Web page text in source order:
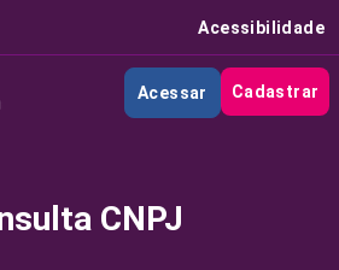
Acessibilidade
Acessar Cadastrar
CNPJ